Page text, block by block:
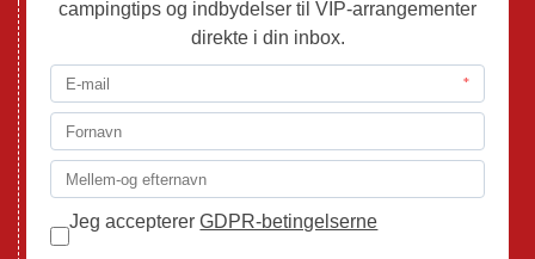
Adria
Adria Autocampere
Eriba
Fendt
Hobby
Randger Van